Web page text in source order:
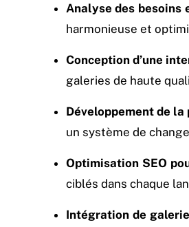
Analyse des
harmonieuse et
Conception d’une
galeries de haute
Développement de
un système de
Optimisation SEO
ciblés dans chaque
Intégration de